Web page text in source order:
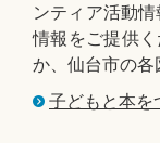
ンティア活動
情報をご提供
か、仙台市の各
子どもと本を